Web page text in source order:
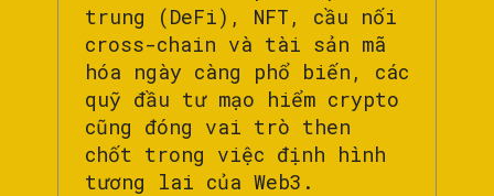
trung (DeFi), NFT, cầu nối
cross-chain và tài sản mã
hóa ngày càng phổ biến, các
quỹ đầu tư mạo hiểm crypto
cũng đóng vai trò then
chốt trong việc định hình
tương lai của Web3.